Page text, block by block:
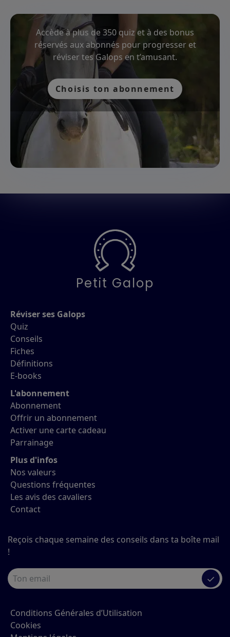
Accède à plus de 350 quiz et à des bonus
réservés aux abonnés pour progresser et
réviser tes Galops en t’amusant.
Choisis ton abonnement
Petit Galop
Réviser ses Galops
Quiz
Conseils
Fiches
Définitions
E-books
L'abonnement
Abonnement
Offrir un abonnement
Activer une carte cadeau
Parrainage
Plus d'infos
Nos valeurs
Questions fréquentes
Les avis des cavaliers
Contact
Reçois chaque semaine des conseils dans ta boîte mail
!
✓
Conditions Générales d’Utilisation
Cookies